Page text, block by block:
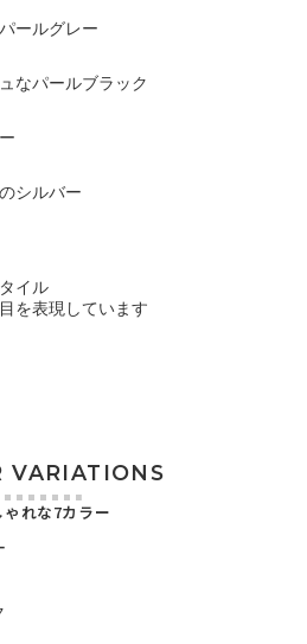
ールグレー
なパールブラック
シルバー
イル
を表現しています
VARIATIONS
ゃれな7カラー